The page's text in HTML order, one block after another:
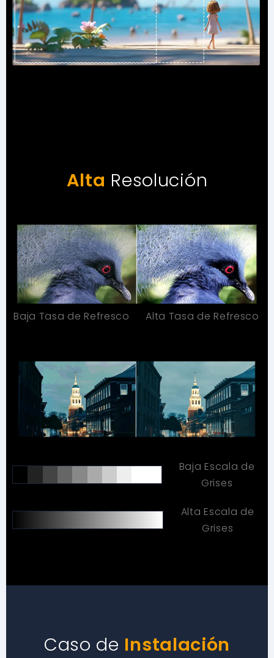
Alta Resolución
Baja Tasa de Refresco Alta Tasa de Refresco
Baja Escala de
Grises
Alta Escala de
Grises
Caso de Instalación